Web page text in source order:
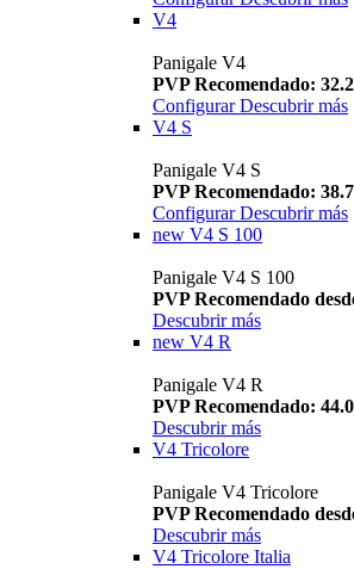
V4
Panigale V4
PVP Recomendado:
Configurar Descubrir más
V4 S
Panigale V4 S
PVP Recomendado:
Configurar Descubrir más
new V4 S 100
Panigale V4 S 100
PVP Recomendado
Descubrir más
new V4 R
Panigale V4 R
PVP Recomendado:
Descubrir más
V4 Tricolore
Panigale V4 Tricolore
PVP Recomendado
Descubrir más
V4 Tricolore Italia